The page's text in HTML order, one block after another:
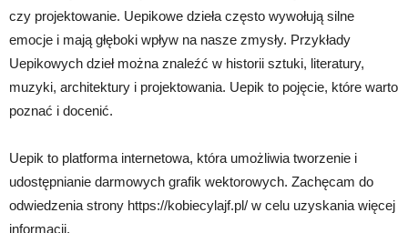
czy projektowanie. Uepikowe dzieła często wywołują silne
emocje i mają głęboki wpływ na nasze zmysły. Przykłady
Uepikowych dzieł można znaleźć w historii sztuki, literatury,
muzyki, architektury i projektowania. Uepik to pojęcie, które warto
poznać i docenić.
Uepik to platforma internetowa, która umożliwia tworzenie i
udostępnianie darmowych grafik wektorowych. Zachęcam do
odwiedzenia strony https://kobiecylajf.pl/ w celu uzyskania więcej
informacji.